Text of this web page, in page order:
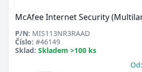
McAfee Internet Security
P/N: MIS113NR3RAAD
Číslo: #46149
Sklad: Skladem >100 ks
Od: